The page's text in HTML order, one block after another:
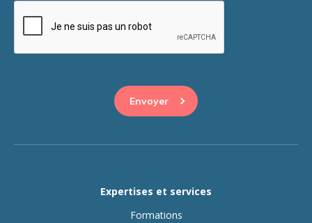
Expertises et services
Formations